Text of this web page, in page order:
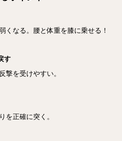
くなる。腰と体重を膝に乗せる！
す
撃を受けやすい。
を正確に突く。